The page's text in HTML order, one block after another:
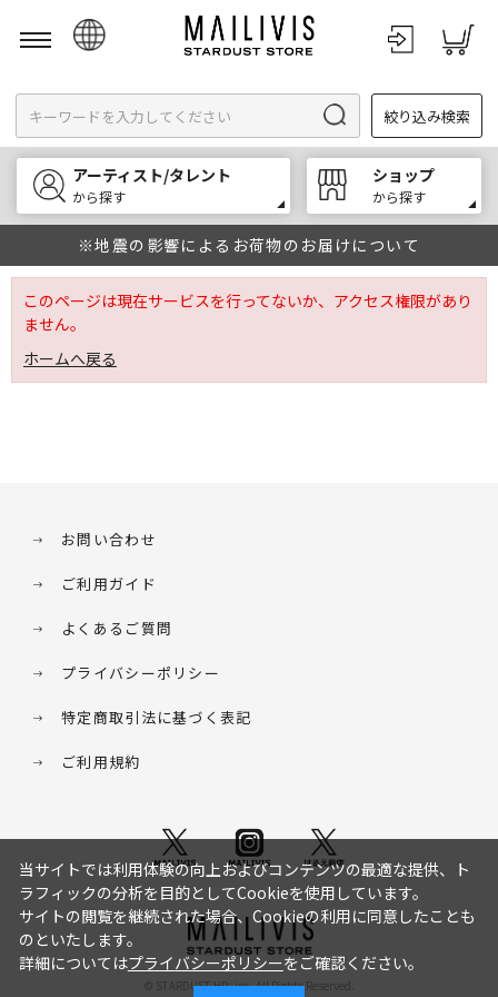
English
한국어
中文
絞り込み検索
アーティスト/タレント
から探す
ショップ
から探す
※地震の影響によるお荷物のお届けについて
このページは現在サービスを行ってないか、アクセス権限があり
ません。
ホームへ戻る
お問い合わせ
ご利用ガイド
よくあるご質問
プライバシーポリシー
特定商取引法に基づく表記
ご利用規約
© STARDUST HD. inc. All Rights Reserved.
当サイトでは利用体験の向上およびコンテンツの最適な提供、ト
ラフィックの分析を目的としてCookieを使用しています。
サイトの閲覧を継続された場合、Cookieの利用に同意したことも
のといたします。
詳細についてはプライバシーポリシーをご確認ください。